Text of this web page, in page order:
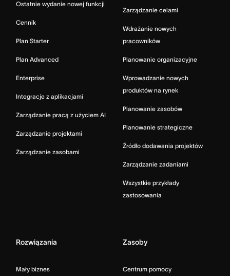
Ostatnie wydanie nowej funkcji
Cennik
Plan Starter
Plan Advanced
Enterprise
Integracje z aplikacjami
Zarządzanie pracą z użyciem AI
Zarządzanie projektami
Zarządzanie zasobami
Zarządzanie celami
Wdrażanie nowych
pracowników
Planowanie organizacyjne
Wprowadzanie nowych
produktów na rynek
Planowanie zasobów
Planowanie strategiczne
Źródło dodawania projektów
Zarządzanie zadaniami
Wszystkie przykłady
zastosowania
Rozwiązania
Mały biznes
Zasoby
Centrum pomocy